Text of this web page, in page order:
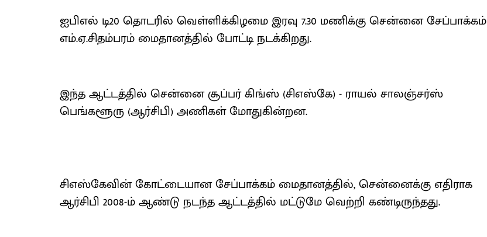
ஐபிஎல் டி20 தொடரில் வெள்ளிக்கிழமை இரவு 7.30 மணிக்கு சென்னை சேப்பாக்கம்
எம்.ஏ.சிதம்பரம் மைதானத்தில் போட்டி நடக்கிறது.
இந்த ஆட்டத்தில் சென்னை சூப்பர் கிங்ஸ் (சிஎஸ்கே) - ராயல் சாலஞ்சர்ஸ்
பெங்களூரு (ஆர்சிபி) அணிகள் மோதுகின்றன.
சிஎஸ்கேவின் கோட்டையான சேப்பாக்கம் மைதானத்தில், சென்னைக்கு எதிராக
ஆர்சிபி 2008-ம் ஆண்டு நடந்த ஆட்டத்தில் மட்டுமே வெற்றி கண்டிருந்தது.